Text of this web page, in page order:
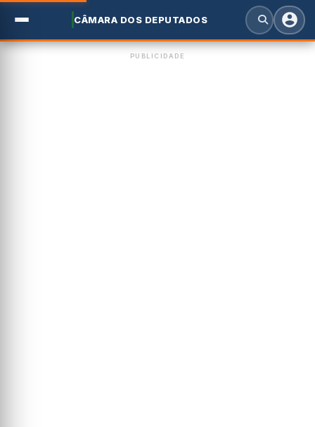
CÂMARA DOS DEPUTADOS
PUBLICIDADE